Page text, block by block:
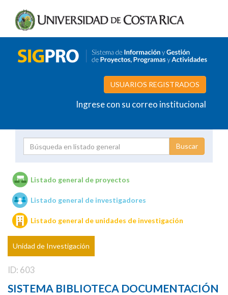
USUARIOS REGISTRADOS
Ingrese con su correo institucional
Unidades de investigación
Listado general de proyectos
Listado general de investigadores
Listado general de unidades de investigación
Unidad de Investigación
ID: 603
SISTEMA BIBLIOTECA DOCUMENTACIÓN